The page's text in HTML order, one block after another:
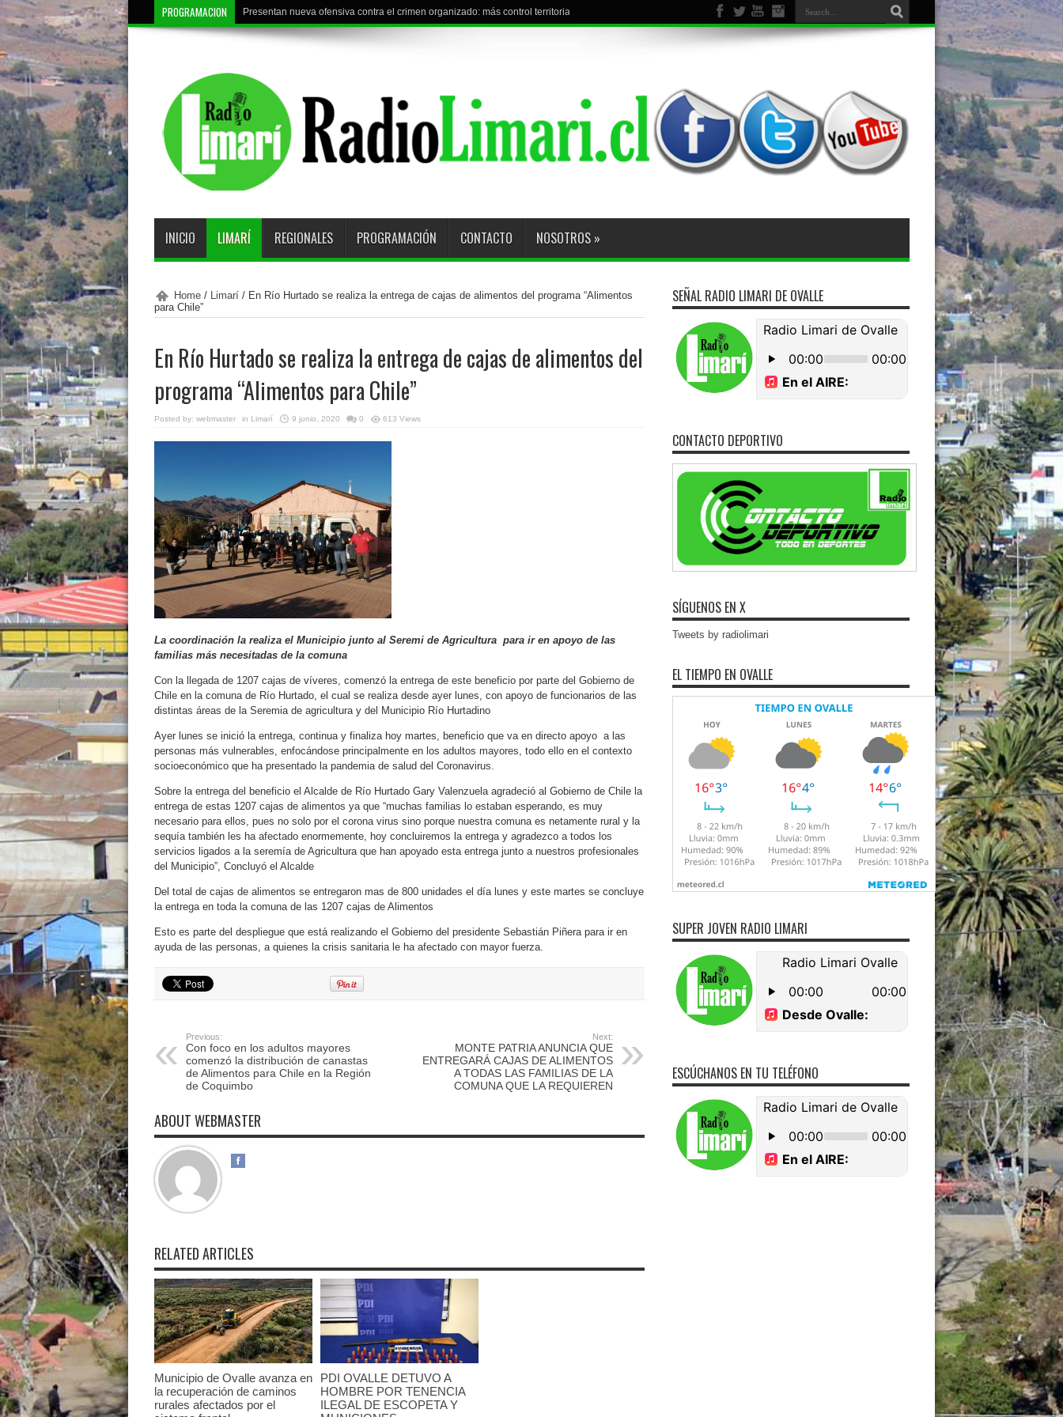
PROGRAMACION Presentan nueva ofensiva contra el crimen organizado: más control territorial, cárceles más estrictas y decomiso de bienes
INICIO LIMARÍ REGIONALES PROGRAMACIÓN CONTACTO NOSOTROS »
Home/ Limarí/ En Río Hurtado se realiza la entrega de cajas de alimentos del programa “Alimentos
para Chile”
En Río Hurtado se realiza la entrega de cajas de alimentos del
programa “Alimentos para Chile”
Posted by: webmaster in Limarí 9 junio, 2020 0 613 Views
La coordinación la realiza el Municipio junto al Seremi de Agricultura para ir en apoyo de las
familias más necesitadas de la comuna
Con la llegada de 1207 cajas de víveres, comenzó la entrega de este beneficio por parte del Gobierno de
Chile en la comuna de Río Hurtado, el cual se realiza desde ayer lunes, con apoyo de funcionarios de las
distintas áreas de la Seremia de agricultura y del Municipio Río Hurtadino
Ayer lunes se inició la entrega, continua y finaliza hoy martes, beneficio que va en directo apoyo a las
personas más vulnerables, enfocándose principalmente en los adultos mayores, todo ello en el contexto
socioeconómico que ha presentado la pandemia de salud del Coronavirus.
Sobre la entrega del beneficio el Alcalde de Río Hurtado Gary Valenzuela agradeció al Gobierno de Chile la
entrega de estas 1207 cajas de alimentos ya que “muchas familias lo estaban esperando, es muy
necesario para ellos, pues no solo por el corona virus sino porque nuestra comuna es netamente rural y la
sequía también les ha afectado enormemente, hoy concluiremos la entrega y agradezco a todos los
servicios ligados a la seremía de Agricultura que han apoyado esta entrega junto a nuestros profesionales
del Municipio”, Concluyó el Alcalde
Del total de cajas de alimentos se entregaron mas de 800 unidades el día lunes y este martes se concluye
la entrega en toda la comuna de las 1207 cajas de Alimentos
Esto es parte del despliegue que está realizando el Gobierno del presidente Sebastián Piñera para ir en
ayuda de las personas, a quienes la crisis sanitaria le ha afectado con mayor fuerza.
Previous:
Con foco en los adultos mayores
comenzó la distribución de canastas
de Alimentos para Chile en la Región
de Coquimbo
Next:
MONTE PATRIA ANUNCIA QUE
ENTREGARÁ CAJAS DE ALIMENTOS
A TODAS LAS FAMILIAS DE LA
COMUNA QUE LA REQUIEREN
ABOUT WEBMASTER
RELATED ARTICLES
Municipio de Ovalle avanza en
la recuperación de caminos
rurales afectados por el
PDI OVALLE DETUVO A
HOMBRE POR TENENCIA
ILEGAL DE ESCOPETA Y
SEÑAL RADIO LIMARI DE OVALLE
CONTACTO DEPORTIVO
SÍGUENOS EN X
Tweets by radiolimari
EL TIEMPO EN OVALLE
SUPER JOVEN RADIO LIMARI
ESCÚCHANOS EN TU TELÉFONO